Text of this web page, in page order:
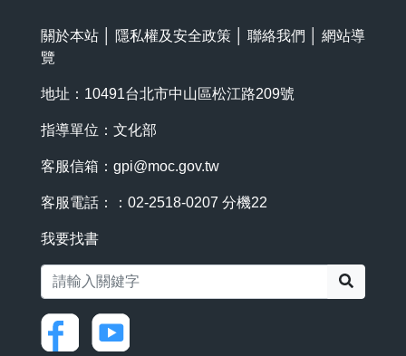
關於本站 隱私權及安全政策 聯絡我們
網站導
覽
地址：10491台北市中山區松江路209號
指導單位：文化部
客服信箱： gpi@moc.gov.tw
客服電話：：02-2518-0207 分機22
我要找書